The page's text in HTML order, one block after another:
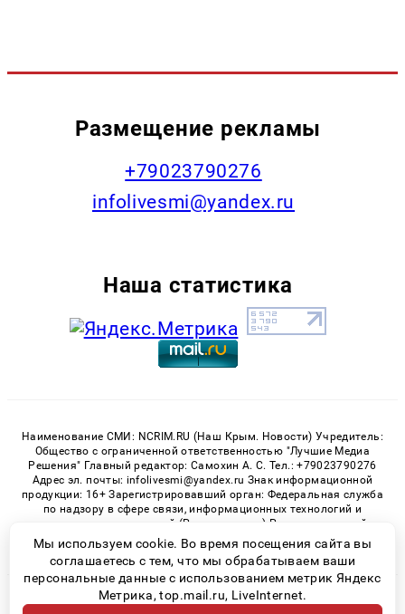
Размещение рекламы
+79023790276
infolivesmi@yandex.ru
Наша статистика
Наименование СМИ: NCRIM.RU (Наш Крым. Новости) Учредитель:
Общество с ограниченной ответственностью "Лучшие Медиа
Решения" Главный редактор: Самохин А. С. Тел.: +79023790276
Адрес эл. почты: infolivesmi@yandex.ru Знак информационной
продукции: 16+ Зарегистрировавший орган: Федеральная служба
по надзору в сфере связи, информационных технологий и
массовых коммуникаций (Роскомнадзор) Регистрационный
номер СМИ ЭЛ № ФС 77 - 81150 от 02.06.2021
© 2026 «nCrim.ru» | Все права защищены
Мы используем cookie. Во время посещения сайта вы
соглашаетесь с тем, что мы обрабатываем ваши
персональные данные с использованием метрик Яндекс
Метрика, top.mail.ru, LiveInternet.